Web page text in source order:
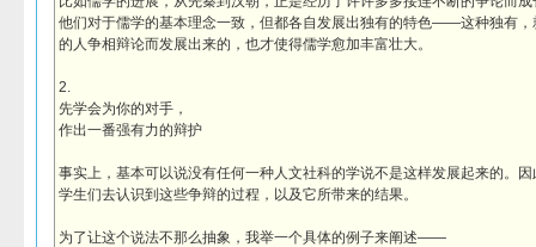
他们对于儒学的基本理念一致，但都各自发展出独有的特色——这种独有，
的人争相辩论而发展出来的，也才使得儒学愈加丰富壮大。
2.
先学会为你的对手，
作出一番强有力的辩护
事实上，基本可以说没有任何一种人文社科的学说不是这样发展起来的。
学生们去认识到这些争辩的过程，以及它所带来的结果。
为了让这个说法不那么抽象，我举一个具体的例子来阐述——